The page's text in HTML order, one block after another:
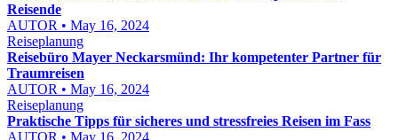
Reisende
AUTOR • May 16, 2024
Reiseplanung
Reisebüro Mayer Neckarsmünd: Ihr kompetenter Partner für
Traumreisen
AUTOR • May 16, 2024
Reiseplanung
Praktische Tipps für sicheres und stressfreies Reisen im Fass
AUTOR • May 16, 2024